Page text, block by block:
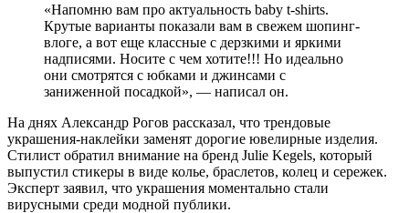
«Напомню вам про актуальность baby t-shirts.
Крутые варианты показали вам в свежем шопинг-
влоге, а вот еще классные с дерзкими и яркими
надписями. Носите с чем хотите!!! Но идеально
они смотрятся с юбками и джинсами с
заниженной посадкой», — написал он.
На днях Александр Рогов рассказал, что трендовые
украшения-наклейки заменят дорогие ювелирные изделия.
Стилист обратил внимание на бренд Julie Kegels, который
выпустил стикеры в виде колье, браслетов, колец и сережек.
Эксперт заявил, что украшения моментально стали
вирусными среди модной публики.